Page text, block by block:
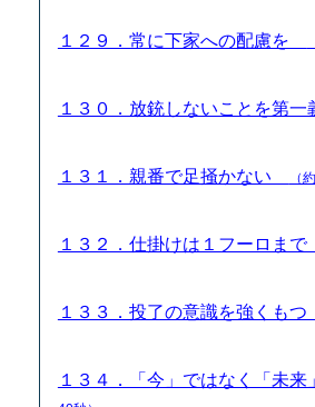
１２９．常に下家への配慮を
１３０．放銃しないことを第
１３１．親番で足掻かない （
１３２．仕掛けは１フーロまで
１３３．投了の意識を強くもつ
１３４．「今」ではなく「未